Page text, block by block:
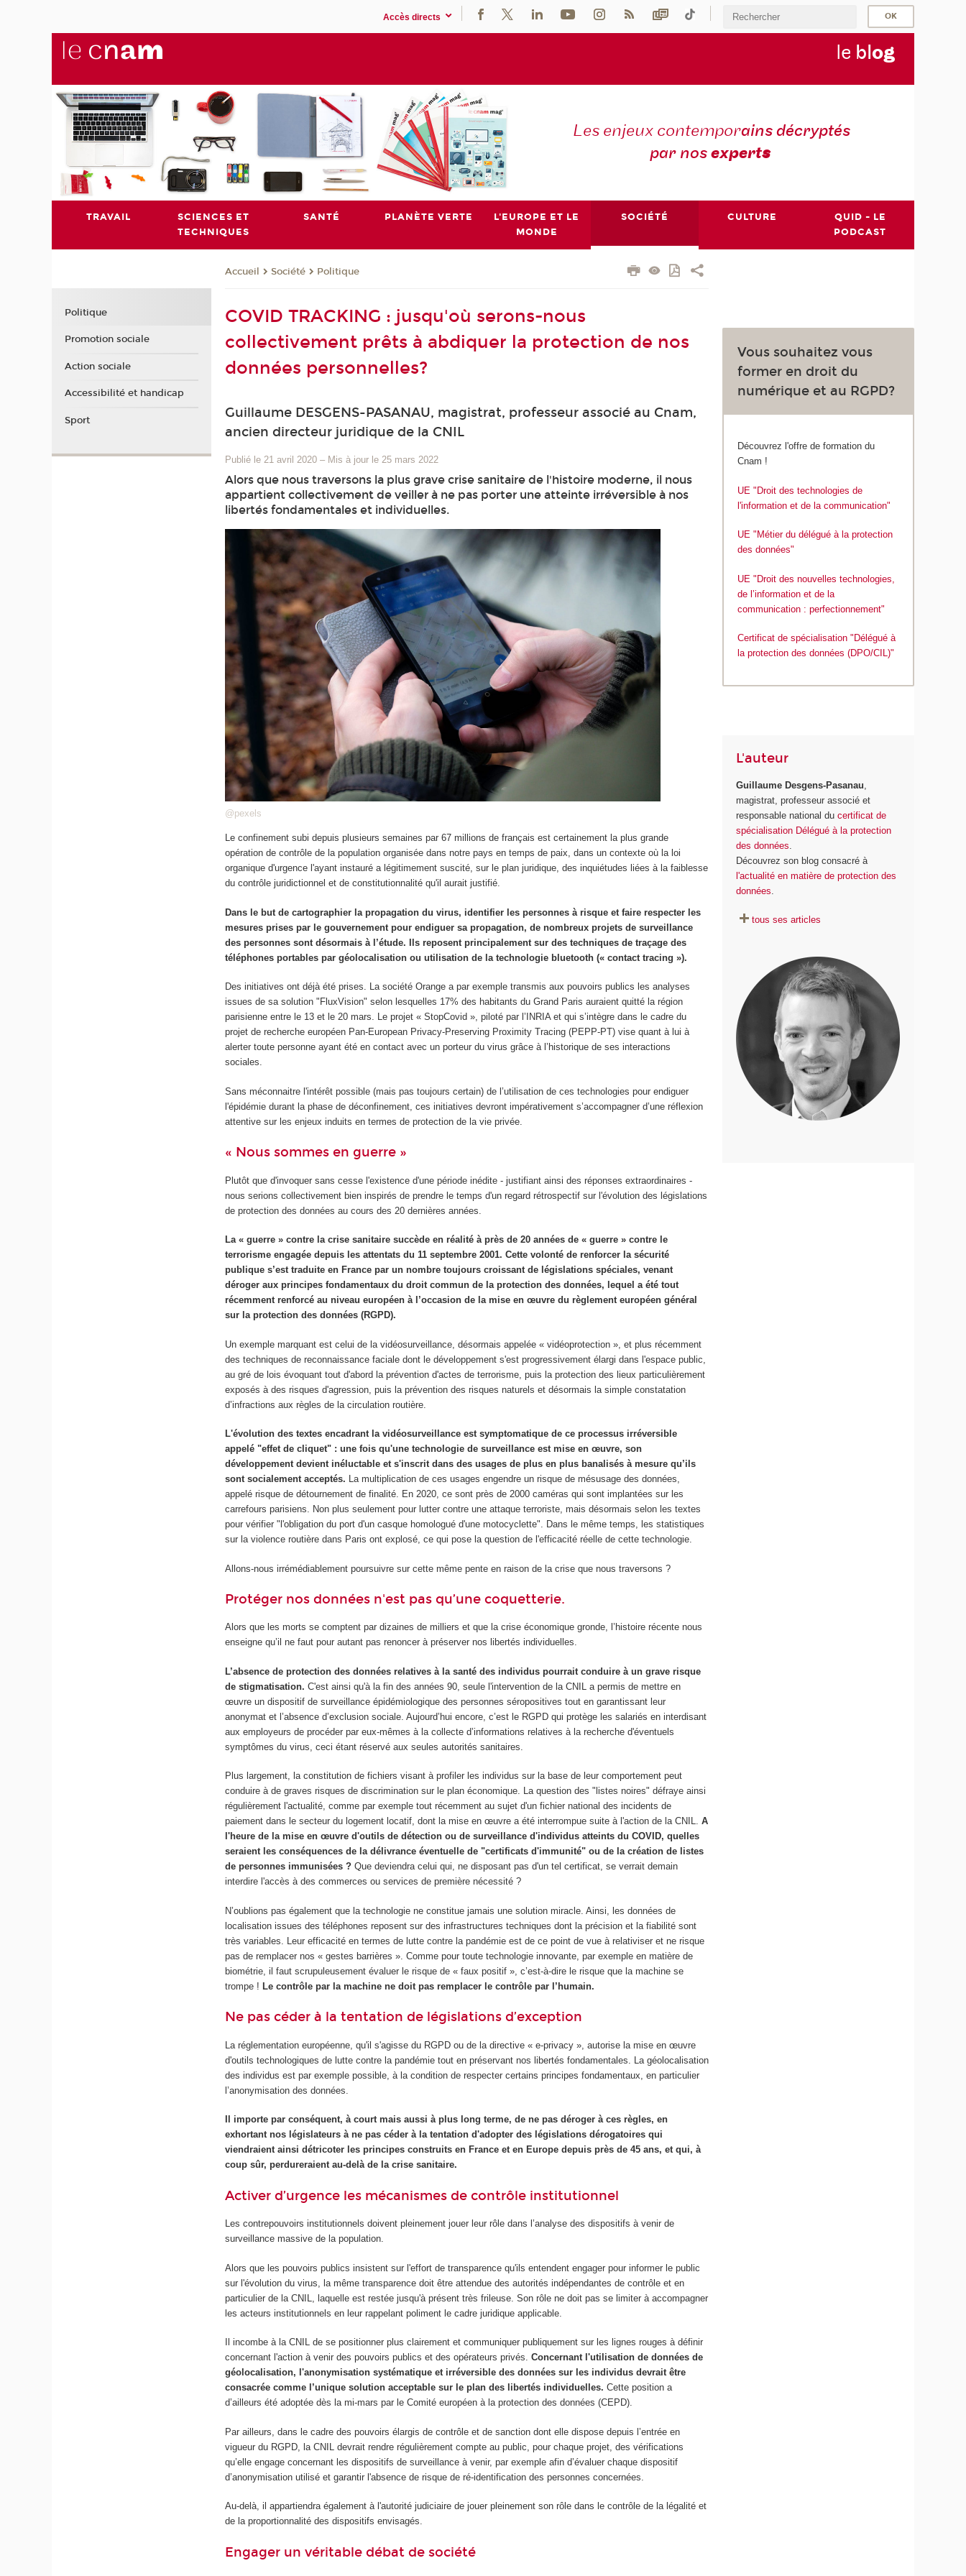
Accès directs
le blog
Les enjeux contemporains décryptés
par nosexperts
TRAVAIL
SCIENCES ET
TECHNIQUES
SANTÉ PLANÈTE VERTE
L'EUROPE ET LE
MONDE
SOCIÉTÉ CULTURE
QUID - LE
PODCAST
Accueil Société Politique
COVID TRACKING : jusqu'où serons-nous
collectivement prêts à abdiquer la protection de nos
données personnelles?
Guillaume DESGENS-PASANAU, magistrat, professeur associé au Cnam,
ancien directeur juridique de la CNIL
Publié le 21 avril 2020 – Mis à jour le 25 mars 2022
Alors que nous traversons la plus grave crise sanitaire de l'histoire moderne, il nous
appartient collectivement de veiller à ne pas porter une atteinte irréversible à nos
libertés fondamentales et individuelles.
@pexels
Le confinement subi depuis plusieurs semaines par 67 millions de français est certainement la plus grande
opération de contrôle de la population organisée dans notre pays en temps de paix, dans un contexte où la loi
organique d'urgence l'ayant instauré a légitimement suscité, sur le plan juridique, des inquiétudes liées à la faiblesse
du contrôle juridictionnel et de constitutionnalité qu'il aurait justifié.
Dans le but de cartographier la propagation du virus, identifier les personnes à risque et faire respecter les
mesures prises par le gouvernement pour endiguer sa propagation, de nombreux projets de surveillance
des personnes sont désormais à l’étude. Ils reposent principalement sur des techniques de traçage des
téléphones portables par géolocalisation ou utilisation de la technologie bluetooth (« contact tracing »).
Des initiatives ont déjà été prises. La société Orange a par exemple transmis aux pouvoirs publics les analyses
issues de sa solution "FluxVision" selon lesquelles 17% des habitants du Grand Paris auraient quitté la région
parisienne entre le 13 et le 20 mars. Le projet « StopCovid », piloté par l’INRIA et qui s’intègre dans le cadre du
projet de recherche européen Pan-European Privacy-Preserving Proximity Tracing (PEPP-PT) vise quant à lui à
alerter toute personne ayant été en contact avec un porteur du virus grâce à l’historique de ses interactions
sociales.
Sans méconnaitre l'intérêt possible (mais pas toujours certain) de l’utilisation de ces technologies pour endiguer
l'épidémie durant la phase de déconfinement, ces initiatives devront impérativement s’accompagner d’une réflexion
attentive sur les enjeux induits en termes de protection de la vie privée.
« Nous sommes en guerre »
Plutôt que d'invoquer sans cesse l'existence d'une période inédite - justifiant ainsi des réponses extraordinaires -
nous serions collectivement bien inspirés de prendre le temps d'un regard rétrospectif sur l'évolution des législations
de protection des données au cours des 20 dernières années.
La « guerre » contre la crise sanitaire succède en réalité à près de 20 années de « guerre » contre le
terrorisme engagée depuis les attentats du 11 septembre 2001. Cette volonté de renforcer la sécurité
publique s’est traduite en France par un nombre toujours croissant de législations spéciales, venant
déroger aux principes fondamentaux du droit commun de la protection des données, lequel a été tout
récemment renforcé au niveau européen à l’occasion de la mise en œuvre du règlement européen général
sur la protection des données (RGPD).
Un exemple marquant est celui de la vidéosurveillance, désormais appelée « vidéoprotection », et plus récemment
des techniques de reconnaissance faciale dont le développement s'est progressivement élargi dans l'espace public,
au gré de lois évoquant tout d'abord la prévention d'actes de terrorisme, puis la protection des lieux particulièrement
exposés à des risques d'agression, puis la prévention des risques naturels et désormais la simple constatation
d’infractions aux règles de la circulation routière.
L'évolution des textes encadrant la vidéosurveillance est symptomatique de ce processus irréversible
appelé "effet de cliquet" : une fois qu'une technologie de surveillance est mise en œuvre, son
développement devient inéluctable et s'inscrit dans des usages de plus en plus banalisés à mesure qu’ils
sont socialement acceptés. La multiplication de ces usages engendre un risque de mésusage des données,
appelé risque de détournement de finalité. En 2020, ce sont près de 2000 caméras qui sont implantées sur les
carrefours parisiens. Non plus seulement pour lutter contre une attaque terroriste, mais désormais selon les textes
pour vérifier "l'obligation du port d'un casque homologué d'une motocyclette". Dans le même temps, les statistiques
sur la violence routière dans Paris ont explosé, ce qui pose la question de l'efficacité réelle de cette technologie.
Allons-nous irrémédiablement poursuivre sur cette même pente en raison de la crise que nous traversons ?
Protéger nos données n'est pas qu’une coquetterie.
Alors que les morts se comptent par dizaines de milliers et que la crise économique gronde, l’histoire récente nous
enseigne qu’il ne faut pour autant pas renoncer à préserver nos libertés individuelles.
L’absence de protection des données relatives à la santé des individus pourrait conduire à un grave risque
de stigmatisation.C'est ainsi qu'à la fin des années 90, seule l'intervention de la CNIL a permis de mettre en
œuvre un dispositif de surveillance épidémiologique des personnes séropositives tout en garantissant leur
anonymat et l’absence d’exclusion sociale. Aujourd’hui encore, c’est le RGPD qui protège les salariés en interdisant
aux employeurs de procéder par eux-mêmes à la collecte d’informations relatives à la recherche d'éventuels
symptômes du virus, ceci étant réservé aux seules autorités sanitaires.
Plus largement, la constitution de fichiers visant à profiler les individus sur la base de leur comportement peut
conduire à de graves risques de discrimination sur le plan économique. La question des "listes noires" défraye ainsi
régulièrement l'actualité, comme par exemple tout récemment au sujet d'un fichier national des incidents de
paiement dans le secteur du logement locatif, dont la mise en œuvre a été interrompue suite à l'action de la CNIL.A
l'heure de la mise en œuvre d'outils de détection ou de surveillance d'individus atteints du COVID, quelles
seraient les conséquences de la délivrance éventuelle de "certificats d'immunité" ou de la création de listes
de personnes immunisées ?Que deviendra celui qui, ne disposant pas d'un tel certificat, se verrait demain
interdire l'accès à des commerces ou services de première nécessité ?
N’oublions pas également que la technologie ne constitue jamais une solution miracle. Ainsi, les données de
localisation issues des téléphones reposent sur des infrastructures techniques dont la précision et la fiabilité sont
très variables. Leur efficacité en termes de lutte contre la pandémie est de ce point de vue à relativiser et ne risque
pas de remplacer nos « gestes barrières ». Comme pour toute technologie innovante, par exemple en matière de
biométrie, il faut scrupuleusement évaluer le risque de « faux positif », c’est-à-dire le risque que la machine se
trompe ! Le contrôle par la machine ne doit pas remplacer le contrôle par l’humain.
Ne pas céder à la tentation de législations d’exception
La réglementation européenne, qu'il s'agisse du RGPD ou de la directive « e-privacy », autorise la mise en œuvre
d'outils technologiques de lutte contre la pandémie tout en préservant nos libertés fondamentales. La géolocalisation
des individus est par exemple possible, à la condition de respecter certains principes fondamentaux, en particulier
l’anonymisation des données.
Il importe par conséquent, à court mais aussi à plus long terme, de ne pas déroger à ces règles, en
exhortant nos législateurs à ne pas céder à la tentation d'adopter des législations dérogatoires qui
viendraient ainsi détricoter les principes construits en France et en Europe depuis près de 45 ans, et qui, à
coup sûr, perdureraient au-delà de la crise sanitaire.
Activer d’urgence les mécanismes de contrôle institutionnel
Les contrepouvoirs institutionnels doivent pleinement jouer leur rôle dans l’analyse des dispositifs à venir de
surveillance massive de la population.
Alors que les pouvoirs publics insistent sur l'effort de transparence qu'ils entendent engager pour informer le public
sur l'évolution du virus, la même transparence doit être attendue des autorités indépendantes de contrôle et en
particulier de la CNIL, laquelle est restée jusqu'à présent très frileuse. Son rôle ne doit pas se limiter à accompagner
les acteurs institutionnels en leur rappelant poliment le cadre juridique applicable.
Il incombe à la CNIL de se positionner plus clairement et communiquer publiquement sur les lignes rouges à définir
concernant l'action à venir des pouvoirs publics et des opérateurs privés.Concernant l'utilisation de données de
géolocalisation, l'anonymisation systématique et irréversible des données sur les individus devrait être
consacrée comme l’unique solution acceptable sur le plan des libertés individuelles.Cette position a
d’ailleurs été adoptée dès la mi-mars par le Comité européen à la protection des données (CEPD).
Par ailleurs, dans le cadre des pouvoirs élargis de contrôle et de sanction dont elle dispose depuis l’entrée en
vigueur du RGPD, la CNIL devrait rendre régulièrement compte au public, pour chaque projet, des vérifications
qu’elle engage concernant les dispositifs de surveillance à venir, par exemple afin d’évaluer chaque dispositif
d’anonymisation utilisé et garantir l'absence de risque de ré-identification des personnes concernées.
Au-delà, il appartiendra également à l'autorité judiciaire de jouer pleinement son rôle dans le contrôle de la légalité et
de la proportionnalité des dispositifs envisagés.
Engager un véritable débat de société
Vous souhaitez vous
former en droit du
numérique et au RGPD?
Découvrez l'offre de formation du
Cnam !
UE "Droit des technologies de
l'information et de la communication"
UE "Métier du délégué à la protection
des données"
UE "Droit des nouvelles technologies,
de l’information et de la
communication : perfectionnement"
Certificat de spécialisation "Délégué à
la protection des données (DPO/CIL)"
L'auteur
Guillaume Desgens-Pasanau
magistrat, professeur associé et
responsable national ducertificat de
spécialisation Délégué à la protection
des données
Découvrez son blog consacré à
l'actualité en matière de protection des
données
tous ses articles
Politique
Promotion sociale
Action sociale
Accessibilité et handicap
Sport